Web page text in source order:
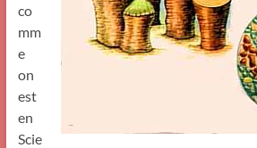
co
mm
e
on
est
en
Scie